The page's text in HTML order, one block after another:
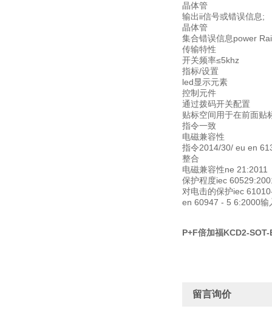
晶体管
输出ii信号或错误信息;
晶体管
集合错误信息power
传输特性
开关频率≤5khz
指标/设置
led显示元素
控制元件
通过拨码开关配置
贴标空间用于在前面贴
指令一致
电磁兼容性
指令2014/30/ eu en
整合
电磁兼容性ne 21:2011
保护程度iec
对电击的保护iec
en 60947 - 5 6:2000输
P+F倍加福KCD2-
留言询价